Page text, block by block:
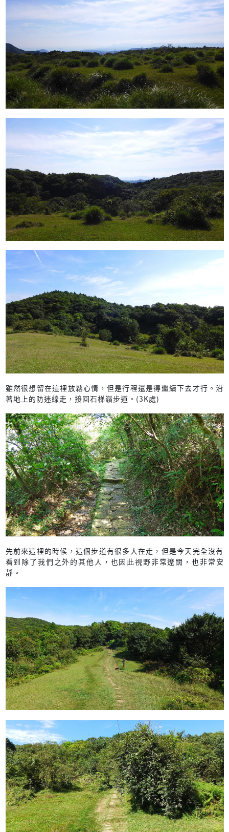
雖然很想留在這裡放鬆心情，但是行程還是得繼續下去才行。沿
著地上的防迷線走，接回石梯嶺步道。(3K處)
先前來這裡的時候，這個步道有很多人在走，但是今天完全沒有
看到除了我們之外的其他人，也因此視野非常遼闊，也非常安
靜。